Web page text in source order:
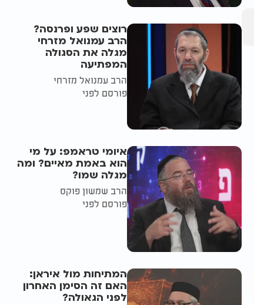
רוצים שפע ופרנסה?
הרב עמנואל מזרחי
מגלה את הסגולה
המפתיעה
הרב עמנואל מזרחי
פורסם לפני
איומי טראמפ: על מי
הוא באמת מאיים? ומה
מגלה שמו?
הרב שמשון פוקס
פורסם לפני
המתיחות מול איראן:
האם זה הסימן האחרון
לפני הגאולה?